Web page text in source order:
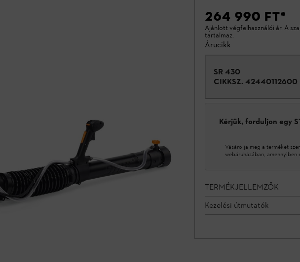
264 990 FT*
Ajánlott végfelhasználói ár. A
tartalmaz.
Árucikk
SR 430
CIKKSZ. 42440112600
Kérjük, forduljon egy
Vásárolja meg a terméket
webáruházában, amennyiben
TERMÉKJELLEMZŐK
Kezelési útmutatók